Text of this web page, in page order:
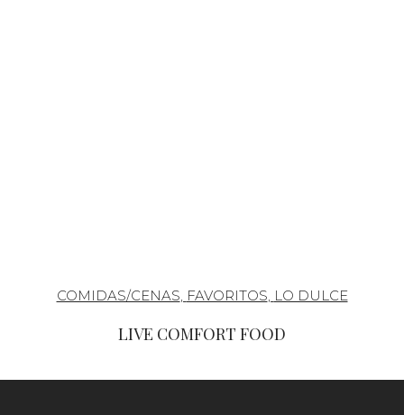
COMIDAS/CENAS, FAVORITOS, LO DULCE
LIVE COMFORT FOOD